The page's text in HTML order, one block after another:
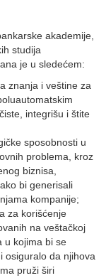
akademije,
studija
je u sledećem:
znanja i veštine za
integrišu i štite
sposobnosti u
problema, kroz
biznisa,
bi generisali
kompanije;
za korišćenje
na veštačkoj
u kojima bi se
osiguralo da njihova
pruži širi